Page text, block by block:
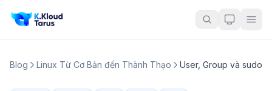
Blog Linux Từ Cơ Bản đến Thành Thạo User, Group và sudo